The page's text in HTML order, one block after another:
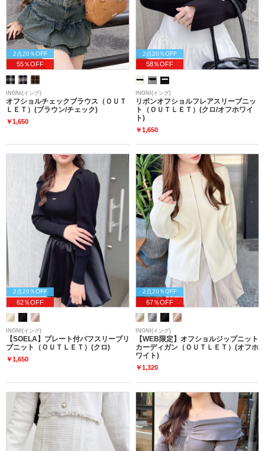
2点20％OFF
55％OFF
INGNI(イング)
オフショルチェックブラウス（ＯＵＴ
ＬＥＴ）(ブラウン/チェック)
￥1,650
2点20％OFF
58％OFF
INGNI(イング)
リボンオフショルフレアスリーブニッ
ト（ＯＵＴＬＥＴ）(クロ/オフホワイ
ト)
￥1,650
2点20％OFF
62％OFF
INGNI(イング)
【SOELA】プレート付パフスリーブリ
ブニット（ＯＵＴＬＥＴ）(クロ)
￥1,650
2点20％OFF
67％OFF
INGNI(イング)
【WEB限定】オフショルジップニット
カーディガン（ＯＵＴＬＥＴ）(オフホ
ワイト)
￥1,320